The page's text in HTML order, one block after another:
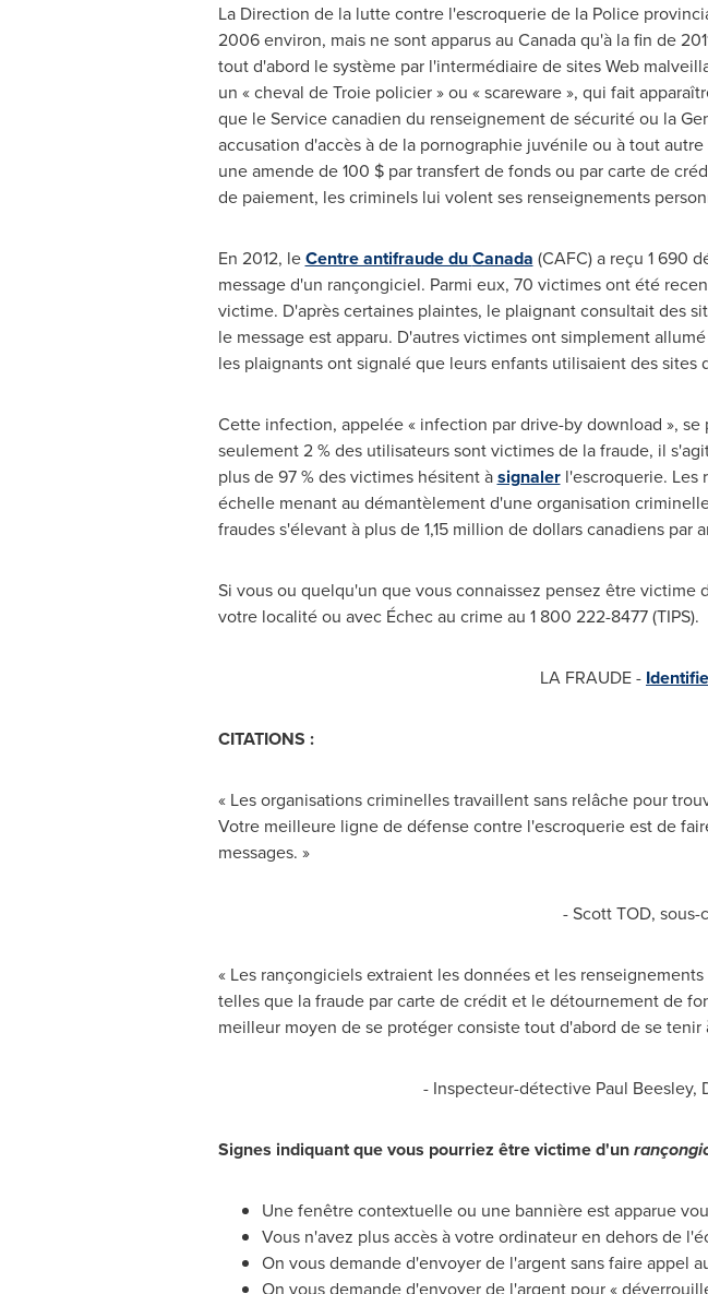
La Direction de la lutte contre l'escroquerie de la Police
2006 environ, mais ne sont apparus au Canadaqu'à la fin de
tout d'abord le système par l'intermédiaire de sites Web
un « cheval de Troie policier » ou « scareware », qui fait
que le Service canadien du renseignement de sécurité ou la
accusation d'accès à de la pornographie juvénile ou à tout
une amende de 100 $ par transfert de fonds ou par carte de
de paiement, les criminels lui volent ses renseignements
En 2012, leCentre antifraude duCanada (CAFC) a reçu 1 690
message d'un rançongiciel. Parmi eux, 70 victimes ont été
victime. D'après certaines plaintes, le plaignant consultait des
le message est apparu. D'autres victimes ont simplement
les plaignants ont signalé que leurs enfants utilisaient des
Cette infection, appelée « infection par drive-by download »,
seulement 2 % des utilisateurs sont victimes de la fraude, il
plus de 97 % des victimes hésitent àsignalerl'escroquerie. Les
échelle menant au démantèlement d'une organisation
fraudes s'élevant à plus de 1,15 million de dollars canadiens par
Si vous ou quelqu'un que vous connaissez pensez être
votre localité ou avec Échec au crime au 1 800 222-8477 (TIPS).
LA FRAUDE -
CITATIONS :
« Les organisations criminelles travaillent sans relâche pour
Votre meilleure ligne de défense contre l'escroquerie est de
messages. »
- Scott TOD,
« Les rançongiciels extraient les données et les
telles que la fraude par carte de crédit et le détournement de
meilleur moyen de se protéger consiste tout d'abord de se tenir
- Inspecteur-détective Paul Beesley,
Signes indiquant que vous pourriez être victime d'un
Une fenêtre contextuelle ou une bannière est apparue
Vous n'avez plus accès à votre ordinateur en dehors de
On vous demande d'envoyer de l'argent sans faire appel